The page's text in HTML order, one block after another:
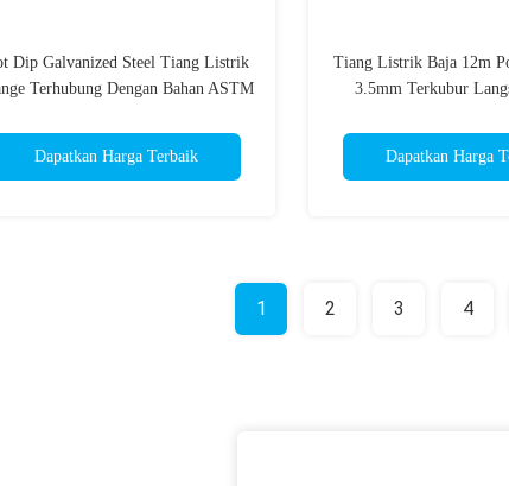
Dip Galvanized Steel Tiang Listrik
Terhubung Dengan Bahan ASTM
Dapatkan Harga Terbaik
Tiang Listrik Baja 12m
3.5mm Terkubur
Dapatkan Harga
1 2 3 4